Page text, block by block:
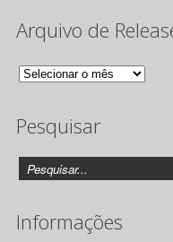
Arquivo de
Arquivo
Releases
Pesquisar
Informações